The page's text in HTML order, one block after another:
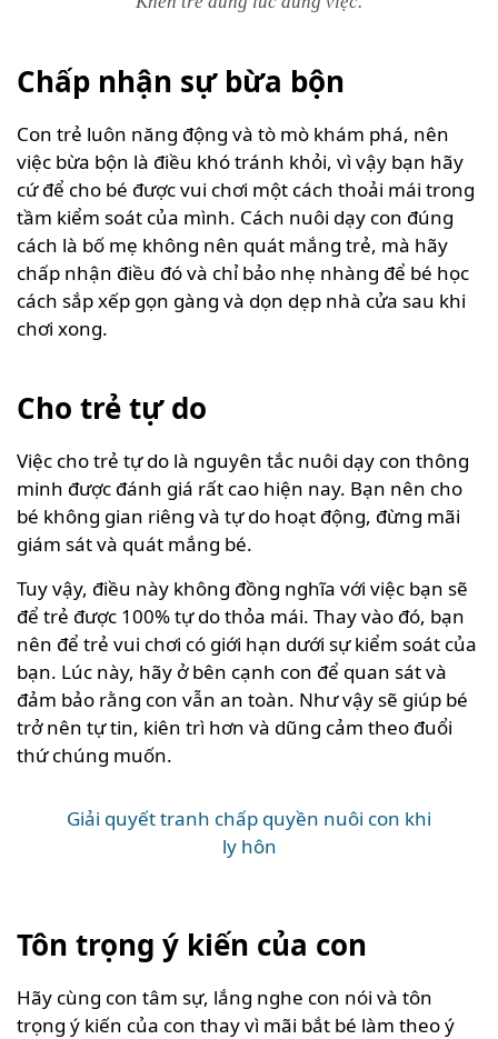
Chấp nhận sự bừa bộn
Con trẻ luôn năng động và tò mò khám phá, nên
việc bừa bộn là điều khó tránh khỏi, vì vậy bạn hãy
cứ để cho bé được vui chơi một cách thoải mái trong
tầm kiểm soát của mình. Cách nuôi dạy con đúng
cách là bố mẹ không nên quát mắng trẻ, mà hãy
chấp nhận điều đó và chỉ bảo nhẹ nhàng để bé học
cách sắp xếp gọn gàng và dọn dẹp nhà cửa sau khi
chơi xong.
Cho trẻ tự do
Việc cho trẻ tự do là nguyên tắc nuôi dạy con thông
minh được đánh giá rất cao hiện nay. Bạn nên cho
bé không gian riêng và tự do hoạt động, đừng mãi
giám sát và quát mắng bé.
Tuy vậy, điều này không đồng nghĩa với việc bạn sẽ
để trẻ được 100% tự do thỏa mái. Thay vào đó, bạn
nên để trẻ vui chơi có giới hạn dưới sự kiểm soát của
bạn. Lúc này, hãy ở bên cạnh con để quan sát và
đảm bảo rằng con vẫn an toàn. Như vậy sẽ giúp bé
trở nên tự tin, kiên trì hơn và dũng cảm theo đuổi
thứ chúng muốn.
Giải quyết tranh chấp quyền nuôi con khi
ly hôn
Tôn trọng ý kiến của con
Hãy cùng con tâm sự, lắng nghe con nói và tôn
trọng ý kiến của con thay vì mãi bắt bé làm theo ý